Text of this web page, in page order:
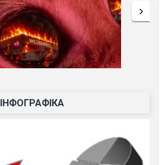
ІНФОГРАФІКА